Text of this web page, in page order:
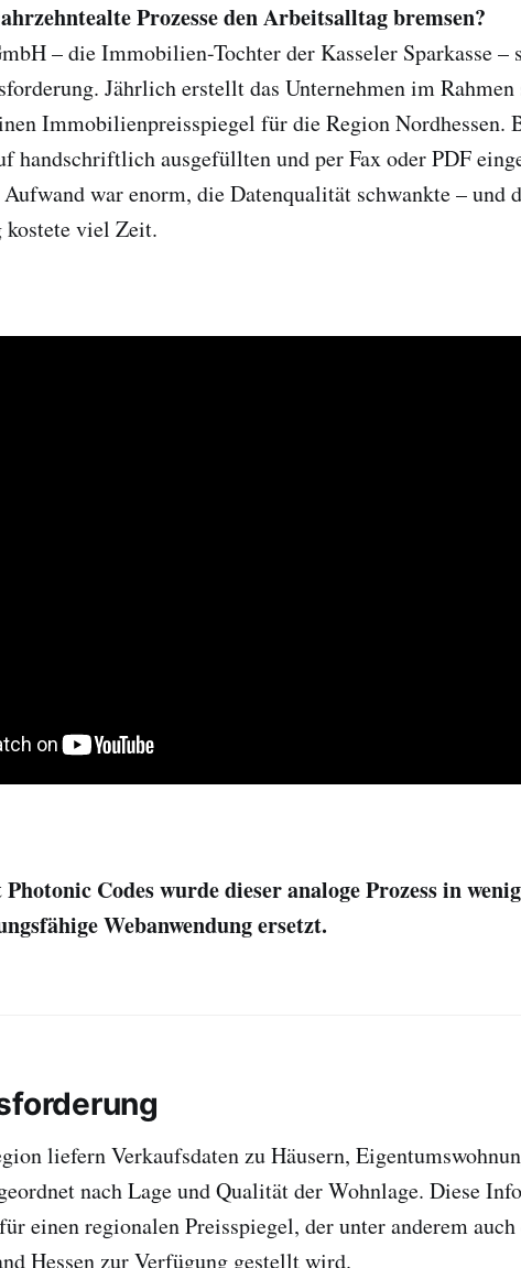
Prozesse den Arbeitsalltag bremsen?
– die Immobilien-Tochter der Kasseler Sparkasse –
Jährlich erstellt das Unternehmen im
Immobilienpreisspiegel für die Region Nordhessen.
handschriftlich ausgefüllten und per Fax oder PDF
war enorm, die Datenqualität schwankte – und
kostete viel Zeit.
Codes wurde dieser analoge Prozess in
Webanwendung ersetzt.
liefern Verkaufsdaten zu Häusern,
nach Lage und Qualität der Wohnlage. Diese
einen regionalen Preisspiegel, der unter anderem auch
Hessen zur Verfügung gestellt wird.